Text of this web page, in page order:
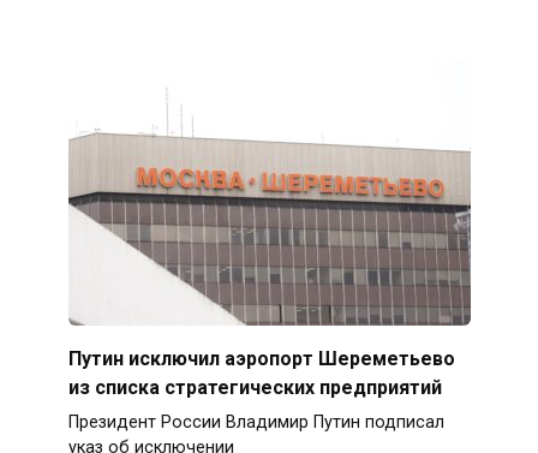
Путин исключил аэропорт Шереметьево
из списка стратегических предприятий
Президент России Владимир Путин подписал
указ об исключении